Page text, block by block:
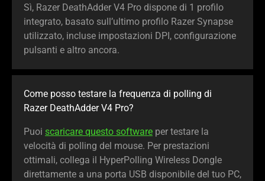
Sì, Razer DeathAdder V4 Pro dispone di 1 profilo
integrato, basato sull’ultimo profilo Razer Synapse
utilizzato, incluse impostazioni DPI, configurazione
pulsanti e altro ancora.
Come posso testare la frequenza di polling di
Razer DeathAdder V4 Pro?
Puoi scaricare questo software per testare la
velocità di polling del mouse. Per prestazioni
ottimali, collega il HyperPolling Wireless Dongle
direttamente a una porta USB disponibile del tuo PC,